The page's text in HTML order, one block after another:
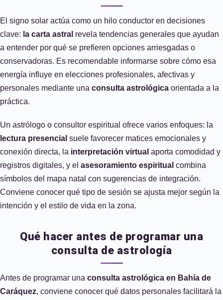
El signo solar actúa como un hilo conductor en decisiones
clave: la carta astral revela tendencias generales que ayudan
a entender por qué se prefieren opciones arriesgadas o
conservadoras. Es recomendable informarse sobre cómo esa
energía influye en elecciones profesionales, afectivas y
personales mediante una consulta astrológica orientada a la
práctica.
Un astrólogo o consultor espiritual ofrece varios enfoques: la
lectura presencial suele favorecer matices emocionales y
conexión directa, la interpretación virtual aporta comodidad y
registros digitales, y el asesoramiento espiritual combina
símbolos del mapa natal con sugerencias de integración.
Conviene conocer qué tipo de sesión se ajusta mejor según la
intención y el estilo de vida en la zona.
Qué hacer antes de programar una
consulta de astrología
Antes de programar una consulta astrológica en Bahía de
Caráquez, conviene conocer qué datos personales facilitará la